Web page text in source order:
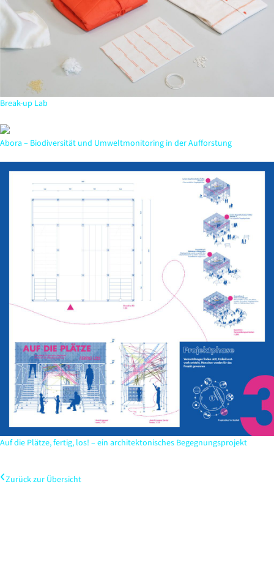
Break-up Lab
Abora – Biodiversität und Umweltmonitoring in der Aufforstung
Auf die Plätze, fertig, los! – ein architektonisches Begegnungsprojekt
Zurück zur Übersicht